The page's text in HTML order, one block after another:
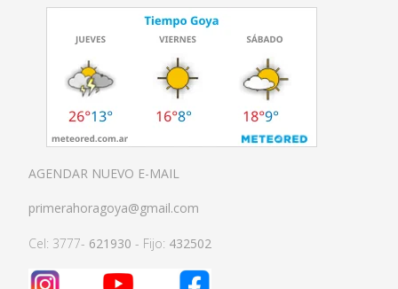
AGENDAR NUEVO E-MAIL
primerahoragoya@gmail.com
Cel: 3777- 621930 - Fijo: 432502